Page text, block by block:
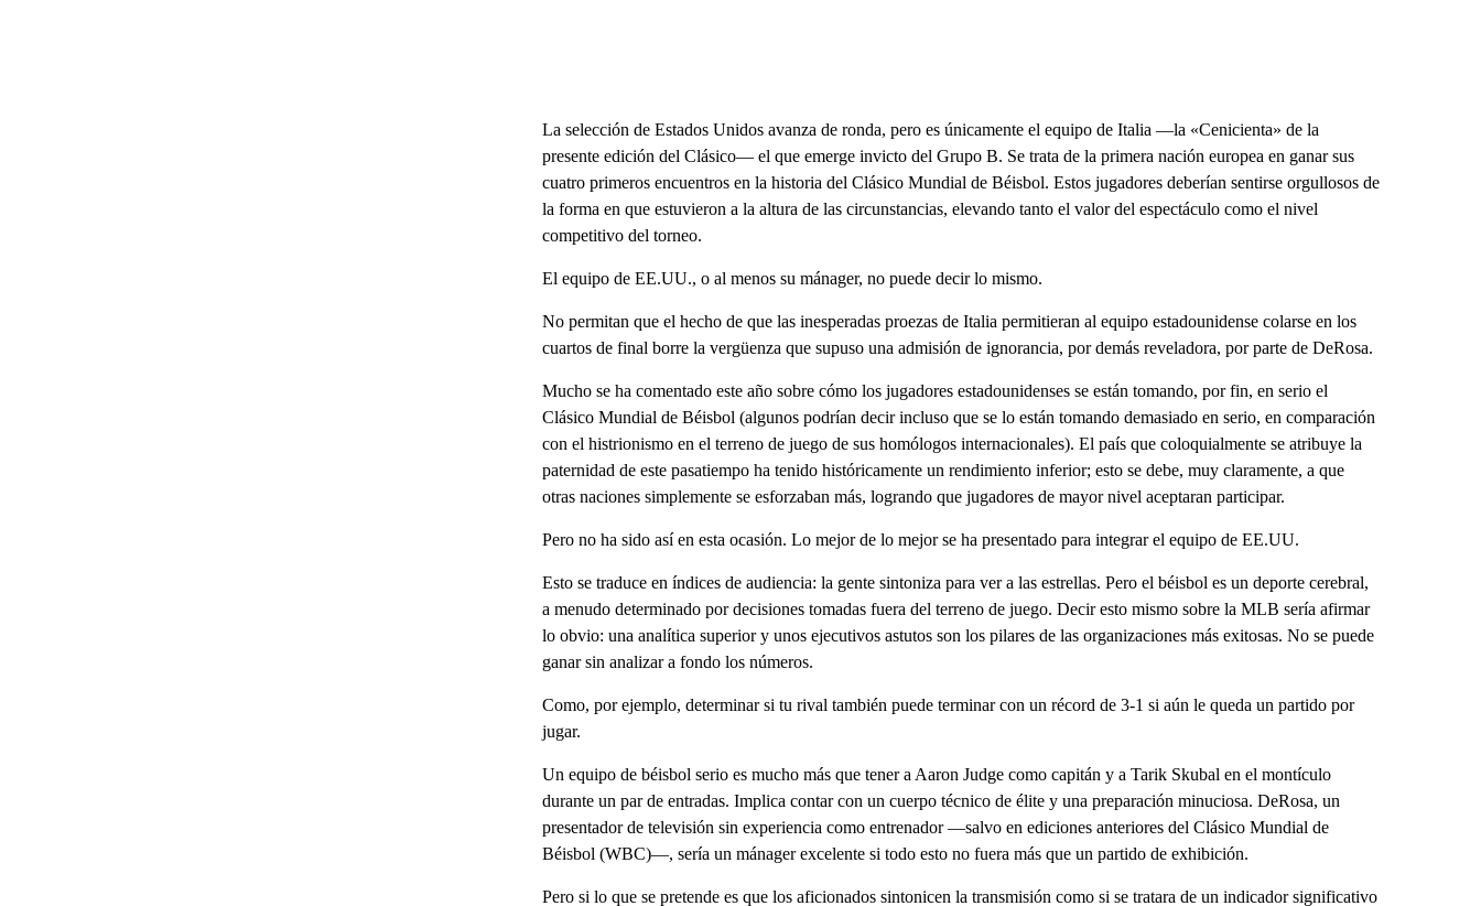
La selección de Estados Unidos avanza de ronda, pero es únicamente el equipo de Italia —la «Cenicienta» de la
presente edición del Clásico— el que emerge invicto del Grupo B. Se trata de la primera nación europea en ganar sus
cuatro primeros encuentros en la historia del Clásico Mundial de Béisbol. Estos jugadores deberían sentirse orgullosos de
la forma en que estuvieron a la altura de las circunstancias, elevando tanto el valor del espectáculo como el nivel
competitivo del torneo.
El equipo de EE.UU., o al menos su mánager, no puede decir lo mismo.
No permitan que el hecho de que las inesperadas proezas de Italia permitieran al equipo estadounidense colarse en los
cuartos de final borre la vergüenza que supuso una admisión de ignorancia, por demás reveladora, por parte de DeRosa.
Mucho se ha comentado este año sobre cómo los jugadores estadounidenses se están tomando, por fin, en serio el
Clásico Mundial de Béisbol (algunos podrían decir incluso que se lo están tomando demasiado en serio, en comparación
con el histrionismo en el terreno de juego de sus homólogos internacionales). El país que coloquialmente se atribuye la
paternidad de este pasatiempo ha tenido históricamente un rendimiento inferior; esto se debe, muy claramente, a que
otras naciones simplemente se esforzaban más, logrando que jugadores de mayor nivel aceptaran participar.
Pero no ha sido así en esta ocasión. Lo mejor de lo mejor se ha presentado para integrar el equipo de EE.UU.
Esto se traduce en índices de audiencia: la gente sintoniza para ver a las estrellas. Pero el béisbol es un deporte cerebral,
a menudo determinado por decisiones tomadas fuera del terreno de juego. Decir esto mismo sobre la MLB sería afirmar
lo obvio: una analítica superior y unos ejecutivos astutos son los pilares de las organizaciones más exitosas. No se puede
ganar sin analizar a fondo los números.
Como, por ejemplo, determinar si tu rival también puede terminar con un récord de 3-1 si aún le queda un partido por
jugar.
Un equipo de béisbol serio es mucho más que tener a Aaron Judge como capitán y a Tarik Skubal en el montículo
durante un par de entradas. Implica contar con un cuerpo técnico de élite y una preparación minuciosa. DeRosa, un
presentador de televisión sin experiencia como entrenador —salvo en ediciones anteriores del Clásico Mundial de
Béisbol (WBC)—, sería un mánager excelente si todo esto no fuera más que un partido de exhibición.
Pero si lo que se pretende es que los aficionados sintonicen la transmisión como si se tratara de un indicador significativo